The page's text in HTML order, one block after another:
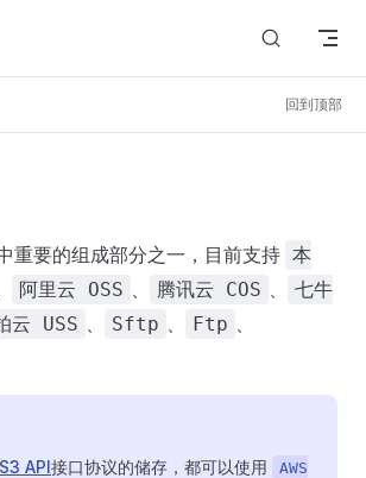
回到顶部
重要的组成部分之一，目前支持 本
阿里云 OSS 、 腾讯云 COS 、
七牛
云 USS 、 Sftp 、 Ftp 、
S3 API接口协议的储存，都可以使用
AWS